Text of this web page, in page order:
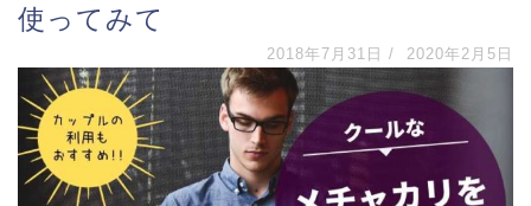
使ってみて
2018年7月31日 / 2020年2月5日